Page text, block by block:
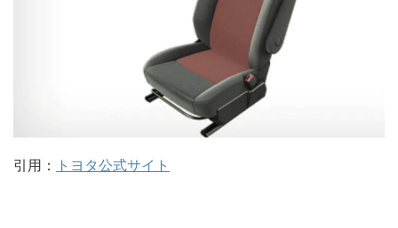
引用： トヨタ公式サイト